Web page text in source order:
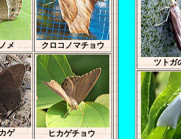
メ クロコノマチョウ
ゲ ヒカゲチョウ
ツトガ